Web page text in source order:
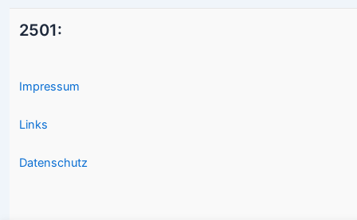
2501:
Impressum
Links
Datenschutz